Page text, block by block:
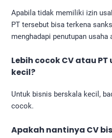
Apabila tidak memiliki izin
PT tersebut bisa terkena
menghadapi penutupan usaha
Lebih cocok CV atau
kecil?
Untuk bisnis berskala kecil,
cocok.
Apakah nantinya CV